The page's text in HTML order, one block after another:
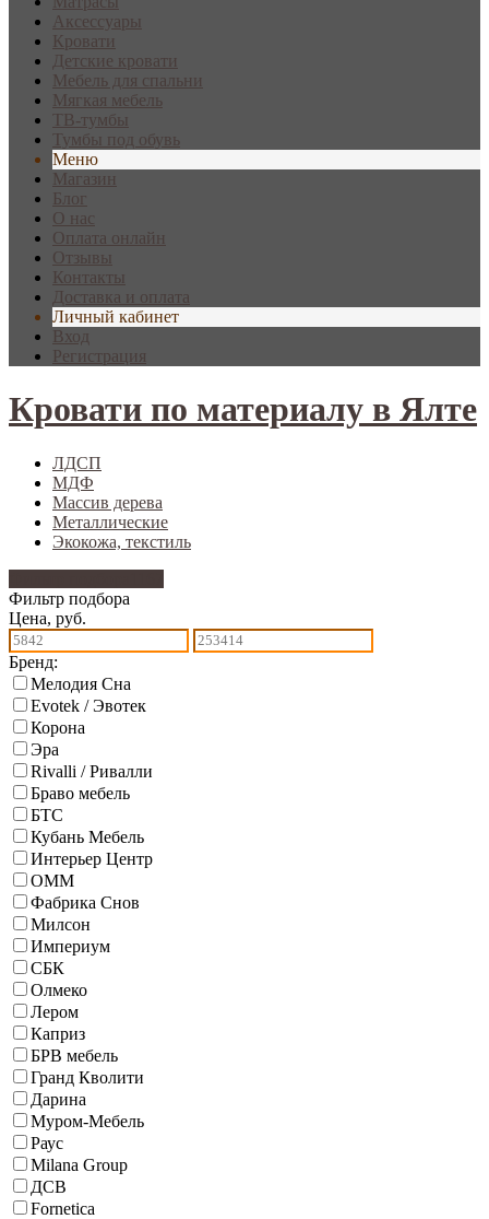
Аксессуары
Кровати
Детские кровати
Мебель для спальни
Мягкая мебель
ТВ-тумбы
Тумбы под обувь
Меню
Магазин
Блог
О нас
Оплата онлайн
Отзывы
Контакты
Доставка и оплата
Личный кабинет
Вход
Регистрация
Кровати по материалу в Ялте
ЛДСП
МДФ
Массив дерева
Металлические
Экокожа, текстиль
Фильтр подбора
Цена, руб.
Бренд:
Мелодия Сна
Evotek / Эвотек
Корона
Эра
Rivalli / Ривалли
Браво мебель
БТС
Кубань Мебель
Интерьер Центр
ОММ
Фабрика Снов
Милсон
Империум
СБК
Олмеко
Лером
Каприз
БРВ мебель
Гранд Кволити
Дарина
Муром-Мебель
Раус
Milana Group
ДСВ
Fornetica